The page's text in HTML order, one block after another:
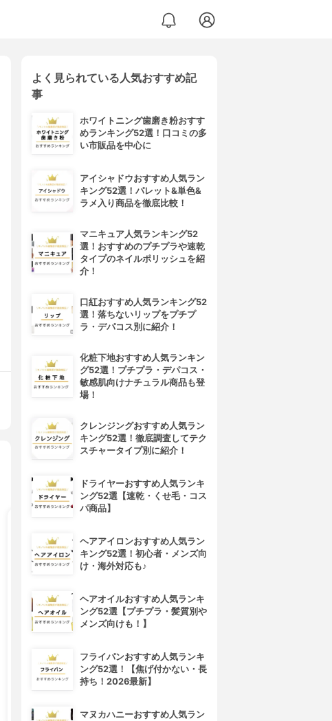
資生堂(SHISEIDO)
ミニアイラッシュカーラー 215
3.82 (11)
shu uemura(シュウ ウエムラ)
S カーラー
よく見られている人気おすすめ記
事
ホワイトニング歯磨き粉おすす
めランキング52選！口コミの多
い市販品を中心に
アイシャドウおすすめ人気ラン
キング52選！パレット&単色&
ラメ入り商品を徹底比較！
マニキュア人気ランキング52
選！おすすめのプチプラや速乾
タイプのネイルポリッシュを紹
介！
口紅おすすめ人気ランキング52
選！落ちないリップをプチプ
ラ・デパコス別に紹介！
化粧下地おすすめ人気ランキン
グ52選！プチプラ・デパコス・
敏感肌向けナチュラル商品も登
場！
クレンジングおすすめ人気ラン
キング52選！徹底調査してテク
スチャータイプ別に紹介！
ドライヤーおすすめ人気ランキ
ング52選【速乾・くせ毛・コス
パ商品】
ヘアアイロンおすすめ人気ラン
キング52選！初心者・メンズ向
け・海外対応も♪
ヘアオイルおすすめ人気ランキ
ング52選【プチプラ・髪質別や
メンズ向けも！】
フライパンおすすめ人気ランキ
ング52選！【焦げ付かない・長
持ち！2026最新】
マヌカハニーおすすめ人気ラン